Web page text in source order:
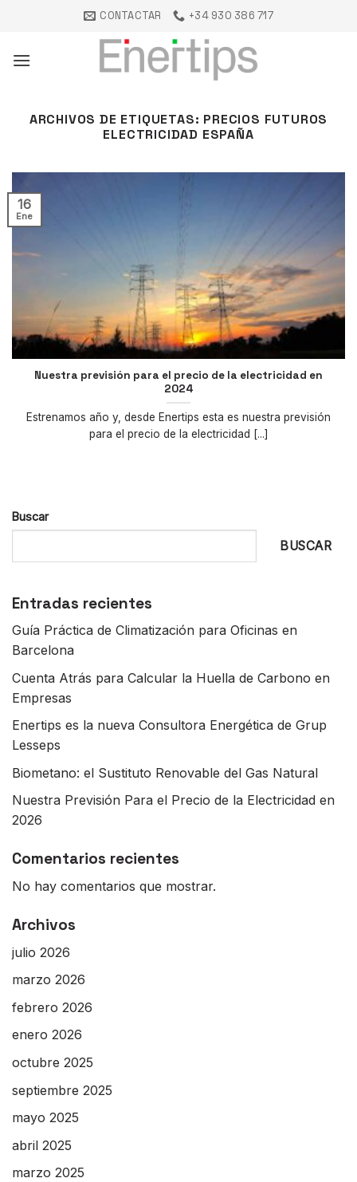
CONTACTAR +34 930 386 717
ARCHIVOS DE ETIQUETAS: PRECIOS FUTUROS
ELECTRICIDAD ESPAÑA
Buscar
BUSCAR
Entradas recientes
Guía Práctica de Climatización para Oficinas en
Barcelona
Cuenta Atrás para Calcular la Huella de Carbono en
Empresas
Enertips es la nueva Consultora Energética de Grup
Lesseps
Biometano: el Sustituto Renovable del Gas Natural
Nuestra Previsión Para el Precio de la Electricidad en
2026
Comentarios recientes
No hay comentarios que mostrar.
Archivos
julio 2026
marzo 2026
febrero 2026
enero 2026
octubre 2025
septiembre 2025
mayo 2025
abril 2025
marzo 2025
Nuestra previsión para el precio de la electricidad en
2024
Estrenamos año y, desde Enertips esta es nuestra previsión
para el precio de la electricidad [...]
16
Ene